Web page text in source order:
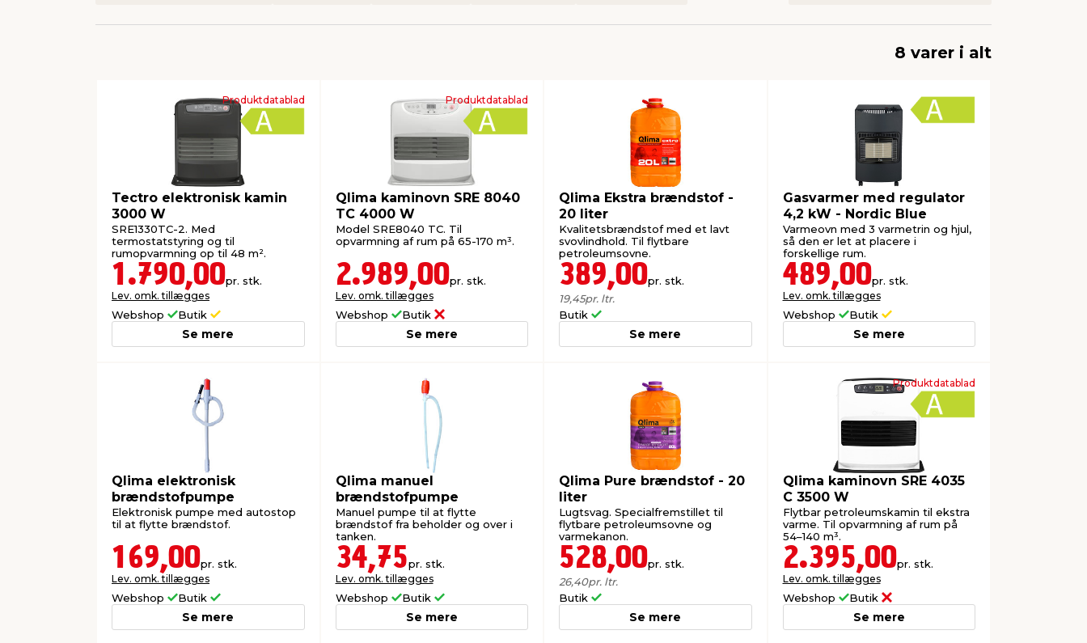
8 varer i alt
Produktdatablad
Tectro elektronisk kamin
3000 W
SRE1330TC-2. Med
termostatstyring og til
rumopvarmning op til 48 m².
1.790,00pr. stk.
Lev. omk. tillægges
Webshop Butik
Se mere
Produktdatablad
Qlima kaminovn SRE 8040
TC 4000 W
Model SRE8040 TC. Til
opvarmning af rum på 65-170 m³.
2.989,00pr. stk.
Lev. omk. tillægges
Webshop Butik
Se mere
Qlima Ekstra brændstof -
20 liter
Kvalitetsbrændstof med et lavt
svovlindhold. Til flytbare
petroleumsovne.
389,00pr. stk.
19,45pr. ltr.
Butik
Se mere
Gasvarmer med regulator
4,2 kW - Nordic Blue
Varmeovn med 3 varmetrin og hjul,
så den er let at placere i
forskellige rum.
489,00pr. stk.
Lev. omk. tillægges
Webshop Butik
Se mere
Qlima elektronisk
brændstofpumpe
Elektronisk pumpe med autostop
til at flytte brændstof.
169,00pr. stk.
Lev. omk. tillægges
Webshop Butik
Se mere
Qlima manuel
brændstofpumpe
Manuel pumpe til at flytte
brændstof fra beholder og over i
tanken.
34,75pr. stk.
Lev. omk. tillægges
Webshop Butik
Se mere
Qlima Pure brændstof - 20
liter
Lugtsvag. Specialfremstillet til
flytbare petroleumsovne og
varmekanon.
528,00pr. stk.
26,40pr. ltr.
Butik
Se mere
Produktdatablad
Qlima kaminovn SRE 4035
C 3500 W
Flytbar petroleumskamin til ekstra
varme. Til opvarmning af rum på
54–140 m³.
2.395,00pr. stk.
Lev. omk. tillægges
Webshop Butik
Se mere